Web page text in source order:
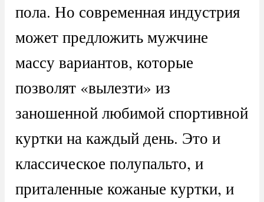
пола. Но современная индустрия
может предложить мужчине
массу вариантов, которые
позволят «вылезти» из
заношенной любимой спортивной
куртки на каждый день. Это и
классическое полупальто, и
приталенные кожаные куртки, и